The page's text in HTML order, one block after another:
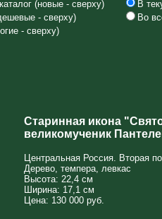
(новые - сверху)
- сверху)
- сверху)
В
Во
Старинная икона
великомученик
Центральная Россия. Вторая
Дерево, темпера, левкас
Высота: 22,4 см
Ширина: 17,1 см
Цена: 130 000 руб.